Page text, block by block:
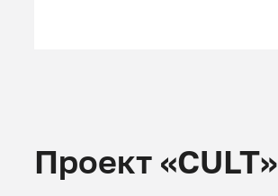
Проект «CULT»